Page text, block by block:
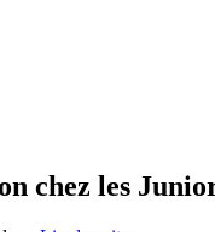
chez les